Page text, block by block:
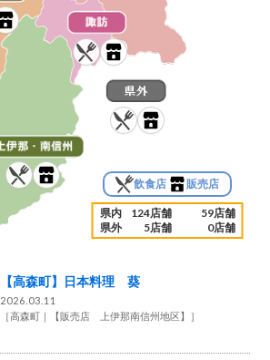
飲食店 販売店
県内 124店舗
59店舗
県外
5店舗 0店舗
【高森町】日本料理 葵
2026.03.11
［高森町 【販売店 上伊那南信州地区】 ］